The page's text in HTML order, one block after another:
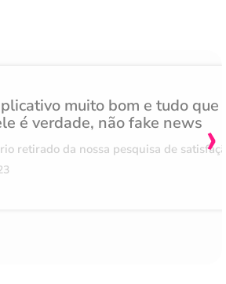
muito bom e tudo que
é verdade, não fake news
retirado da nossa pesquisa de satisfação
›